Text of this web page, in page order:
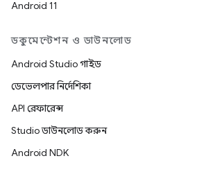
Android 11
ডকুমেন্টেশন ও ডাউনলোড
Android Studio গাইড
ডেভেলপার নির্দেশিকা
API রেফারেন্স
Studio ডাউনলোড করুন
Android NDK